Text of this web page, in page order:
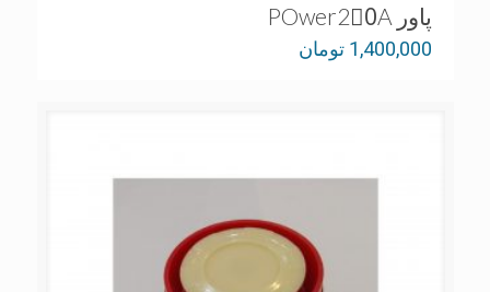
پاور POwer20َA
1,400,000 تومان